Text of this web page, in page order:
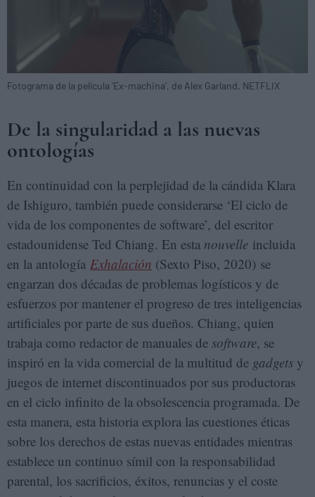
Fotograma de la película 'Ex-machina', de Alex Garland. NETFLIX
De la singularidad a las nuevas
ontologías
En continuidad con la perplejidad de la cándida Klara
de Ishiguro, también puede considerarse ‘El ciclo de
vida de los componentes de software’, del escritor
estadounidense Ted Chiang. En esta nouvelle incluida
en la antología Exhalación (Sexto Piso, 2020) se
engarzan dos décadas de problemas logísticos y de
esfuerzos por mantener el progreso de tres inteligencias
artificiales por parte de sus dueños. Chiang, quien
trabaja como redactor de manuales de software, se
inspiró en la vida comercial de la multitud de gadgets y
juegos de internet discontinuados por sus productoras
en el ciclo infinito de la obsolescencia programada. De
esta manera, esta historia explora las cuestiones éticas
sobre los derechos de estas nuevas entidades mientras
establece un continuo símil con la responsabilidad
parental, los sacrificios, éxitos, renuncias y el coste